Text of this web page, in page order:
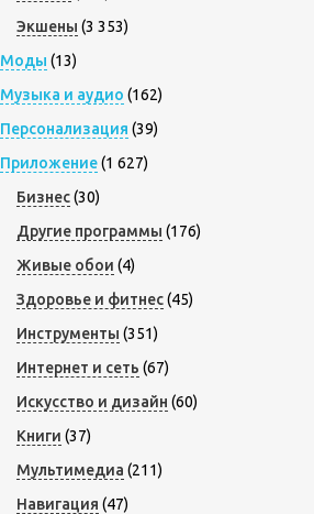
Экшены (3 353)
Моды (13)
Музыка и аудио (162)
Персонализация (39)
Приложение(1 627)
Бизнес(30)
Другие программы (176)
Живые обои (4)
Здоровье и фитнес(45)
Инструменты (351)
Интернет и сеть (67)
Искусство и дизайн (60)
Книги (37)
Мультимедиа (211)
Навигация (47)